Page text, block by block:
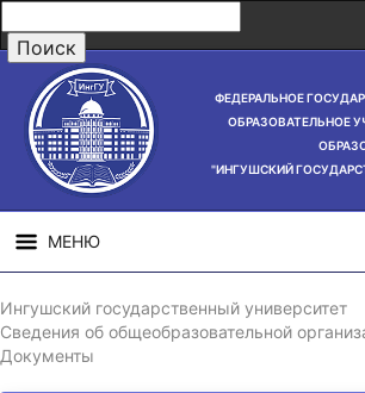
ФЕДЕРАЛЬНОЕ
ОБРАЗОВАТЕЛЬНОЕ
"ИНГУШСКИЙ
МЕНЮ
СВЕДЕНИЯ ОБ
ОБРАЗОВАТЕЛЬНОЙ
ОРГАНИЗАЦИИ
Ингушский государственный университет
Сведения об общеобразовательной
Документы